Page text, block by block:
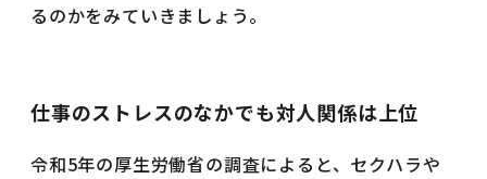
るのかをみていきましょう。
仕事のストレスのなかでも対人関係は上位
令和5年の厚生労働省の調査によると、セクハラや